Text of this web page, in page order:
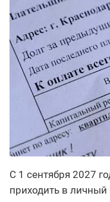
С 1 сентября 2027
приходить в личный